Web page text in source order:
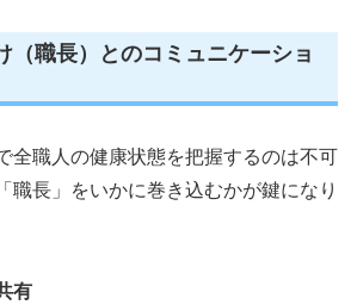
（職長）とのコミュニケーショ
全職人の健康状態を把握するのは不可
職長」をいかに巻き込むかが鍵になり
有